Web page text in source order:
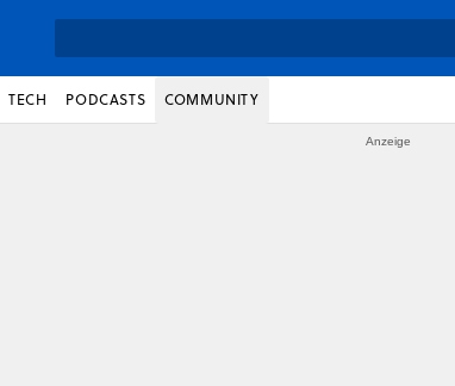
TECH PODCASTS COMMUNITY